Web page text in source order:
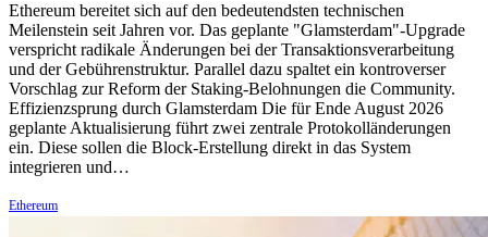
Ethereum bereitet sich auf den bedeutendsten technischen
Meilenstein seit Jahren vor. Das geplante "Glamsterdam"-Upgrade
verspricht radikale Änderungen bei der Transaktionsverarbeitung
und der Gebührenstruktur. Parallel dazu spaltet ein kontroverser
Vorschlag zur Reform der Staking-Belohnungen die Community.
Effizienzsprung durch Glamsterdam Die für Ende August 2026
geplante Aktualisierung führt zwei zentrale Protokolländerungen
ein. Diese sollen die Block-Erstellung direkt in das System
integrieren und…
Ethereum